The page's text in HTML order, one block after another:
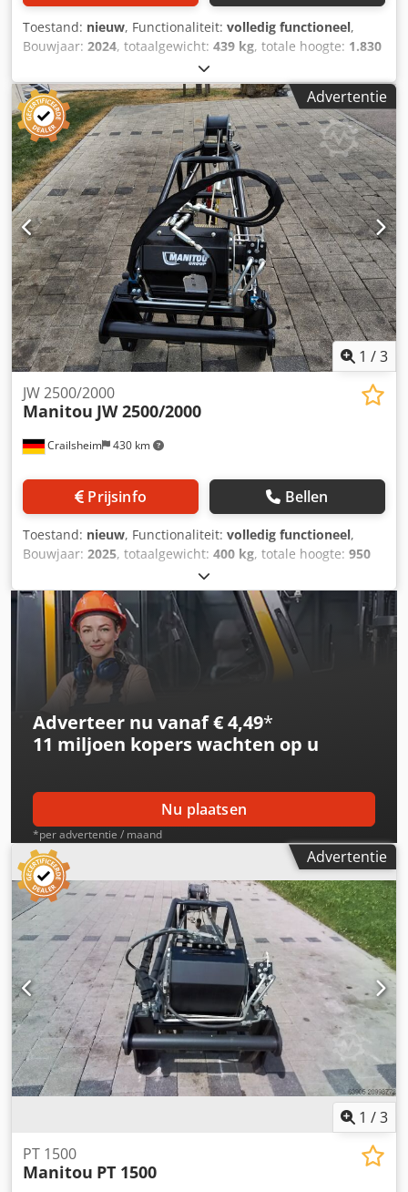
Toestand: nieuw, Functionaliteit: volledig functioneel,
Bouwjaar: 2024, totaalgewicht: 439 kg, totale hoogte: 1.830
, totale breedte:
draagvermogen:6.000 kg, Lier Fabrikant: Manitou Type:
W6000/32M Bouwjaar: 2024 Hoogte (mm): 1.830 Lengte
(mm): 900 Hefvermogen (kg): 6.000 Dsdpfexpyatex Aqqskr
Gewicht (kg): 439 Breedte (mm): 1.070
Advertentie
1 /3
Crailsheim 430 km
JW 2500/2000
Manitou JW 2500/2000
Prijsinfo Bellen
Toestand: nieuw, Functionaliteit: volledig functioneel,
Bouwjaar: 2025, totaalgewicht: 400 kg, totale hoogte: 950
2.600 mm, totale breedte:
draagvermogen:2.000 kg, Giekmast met kabel lier
Fabrikant: Manitou Type: JW 2500/2000 Bouwjaar: 2025
Dsdpfxjya Ix Tj Aqqskr Hoogte (mm): 950 Lengte (mm):
2.600 Hefvermogen (kg): 2.000 Gewicht (kg): 400 Breedte
(mm): 820
Adverteer nu vanaf € 4,49*
11 miljoen koperswachten op u
Nu plaatsen
*per advertentie / maand
Advertentie
1 /3
PT 1500
Manitou PT 1500